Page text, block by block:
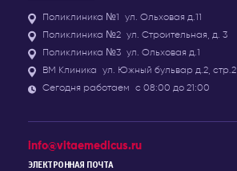
Поликлиника №1 ул. Ольховая д.11
Поликлиника №2 ул. Строительная, д. 3
Поликлиника №3 ул. Ольховая д.1
ВМ Клиника ул. Южный бульвар д.2, стр.2
Сегодня работаем с 08:00 до 21:00
info@vitaemedicus.ru
ЭЛЕКТРОННАЯ ПОЧТА